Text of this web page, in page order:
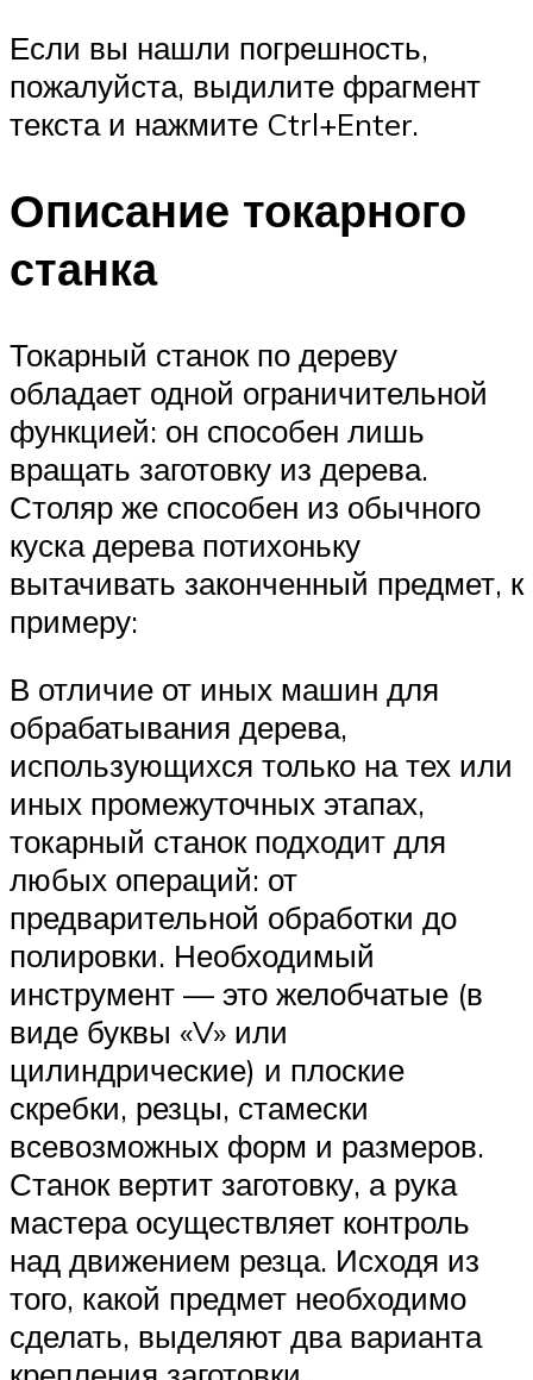
Если вы нашли погрешность,
пожалуйста, выдилите фрагмент
текста и нажмите Ctrl+Enter.
Описание токарного
станка
Токарный станок по дереву
обладает одной ограничительной
функцией: он способен лишь
вращать заготовку из дерева.
Столяр же способен из обычного
куска дерева потихоньку
вытачивать законченный предмет, к
примеру:
В отличие от иных машин для
обрабатывания дерева,
использующихся только на тех или
иных промежуточных этапах,
токарный станок подходит для
любых операций: от
предварительной обработки до
полировки. Необходимый
инструмент — это желобчатые (в
виде буквы «V» или
цилиндрические) и плоские
скребки, резцы, стамески
всевозможных форм и размеров.
Станок вертит заготовку, а рука
мастера осуществляет контроль
над движением резца. Исходя из
того, какой предмет необходимо
сделать, выделяют два варианта